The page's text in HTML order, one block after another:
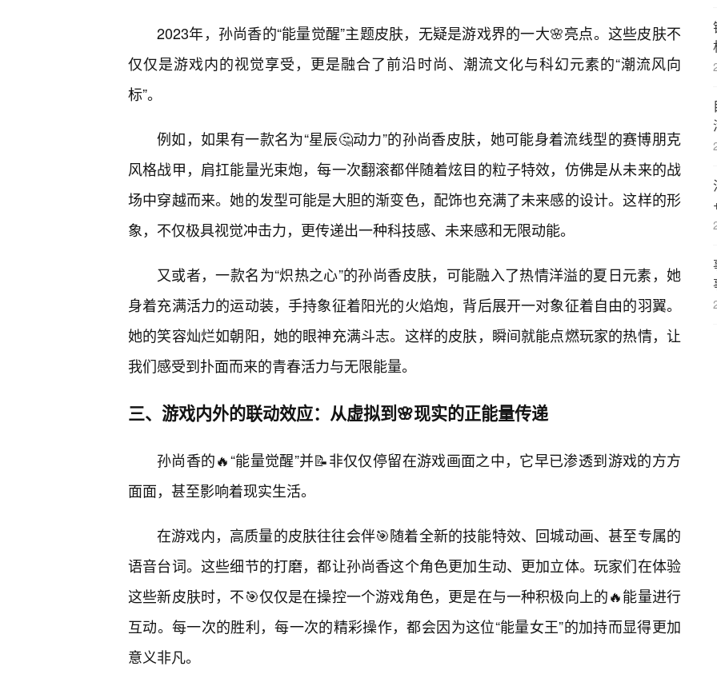
2023年，孙尚香的“能量觉醒”主题皮肤，无疑是游戏界的一大🌸亮点。这些皮肤不
仅仅是游戏内的视觉享受，更是融合了前沿时尚、潮流文化与科幻元素的“潮流风向
标”。
例如，如果有一款名为“星辰🤔动力”的孙尚香皮肤，她可能身着流线型的赛博朋克
风格战甲，肩扛能量光束炮，每一次翻滚都伴随着炫目的粒子特效，仿佛是从未来的战
场中穿越而来。她的发型可能是大胆的渐变色，配饰也充满了未来感的设计。这样的形
象，不仅极具视觉冲击力，更传递出一种科技感、未来感和无限动能。
又或者，一款名为“炽热之心”的孙尚香皮肤，可能融入了热情洋溢的夏日元素，她
身着充满活力的运动装，手持象征着阳光的火焰炮，背后展开一对象征着自由的羽翼。
她的笑容灿烂如朝阳，她的眼神充满斗志。这样的皮肤，瞬间就能点燃玩家的热情，让
我们感受到扑面而来的青春活力与无限能量。
三、游戏内外的联动效应：从虚拟到🌸现实的正能量传递
孙尚香的🔥“能量觉醒”并📝非仅仅停留在游戏画面之中，它早已渗透到游戏的方方
面面，甚至影响着现实生活。
在游戏内，高质量的皮肤往往会伴🎯随着全新的技能特效、回城动画、甚至专属的
语音台词。这些细节的打磨，都让孙尚香这个角色更加生动、更加立体。玩家们在体验
这些新皮肤时，不🎯仅仅是在操控一个游戏角色，更是在与一种积极向上的🔥能量进行
互动。每一次的胜利，每一次的精彩操作，都会因为这位“能量女王”的加持而显得更加
意义非凡。